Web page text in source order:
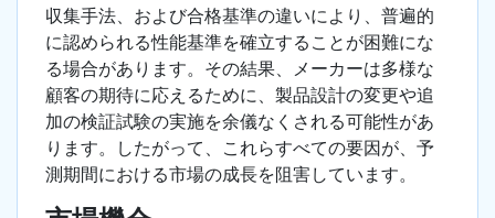
収集手法、および合格基準の違いにより、普遍的
に認められる性能基準を確立することが困難にな
る場合があります。その結果、メーカーは多様な
顧客の期待に応えるために、製品設計の変更や追
加の検証試験の実施を余儀なくされる可能性があ
ります。したがって、これらすべての要因が、予
測期間における市場の成長を阻害しています。